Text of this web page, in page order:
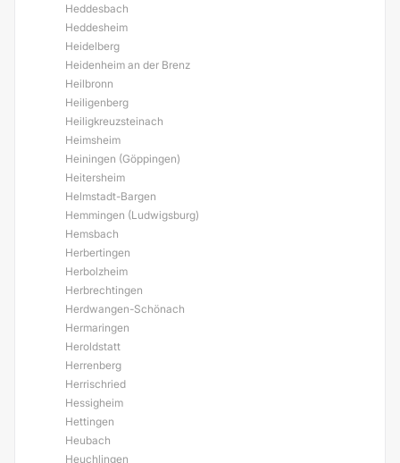
Heddesbach
Heddesheim
Heidelberg
Heidenheim an der Brenz
Heilbronn
Heiligenberg
Heiligkreuzsteinach
Heimsheim
Heiningen (Göppingen)
Heitersheim
Helmstadt-Bargen
Hemmingen (Ludwigsburg)
Hemsbach
Herbertingen
Herbolzheim
Herbrechtingen
Herdwangen-Schönach
Hermaringen
Heroldstatt
Herrenberg
Herrischried
Hessigheim
Hettingen
Heubach
Heuchlingen